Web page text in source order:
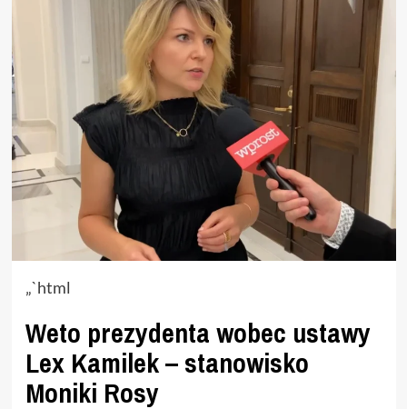
„`html
Weto prezydenta wobec ustawy
Lex Kamilek – stanowisko
Moniki Rosy